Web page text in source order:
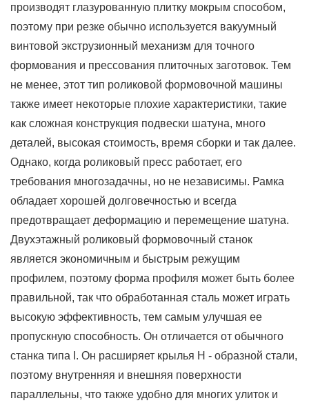
производят глазурованную плитку мокрым способом,
поэтому при резке обычно используется вакуумный
винтовой экструзионный механизм для точного
формования и прессования плиточных заготовок. Тем
не менее, этот тип роликовой формовочной машины
также имеет некоторые плохие характеристики, такие
как сложная конструкция подвески шатуна, много
деталей, высокая стоимость, время сборки и так далее.
Однако, когда роликовый пресс работает, его
требования многозадачны, но не независимы. Рамка
обладает хорошей долговечностью и всегда
предотвращает деформацию и перемещение шатуна.
Двухэтажный роликовый формовочный станок
является экономичным и быстрым режущим
профилем, поэтому форма профиля может быть более
правильной, так что обработанная сталь может играть
высокую эффективность, тем самым улучшая ее
пропускную способность. Он отличается от обычного
станка типа I. Он расширяет крылья H - образной стали,
поэтому внутренняя и внешняя поверхности
параллельны, что также удобно для многих улиток и